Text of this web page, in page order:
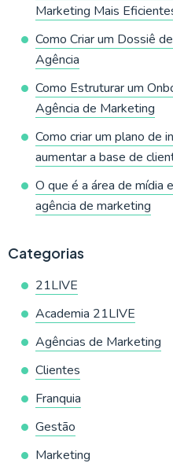
Marketing Mais
Como Criar um Dossiê
Agência
Como Estruturar um
Agência de Marketing
Como criar um plano de
aumentar a base de
O que é a área de mídia
agência de marketing
Categorias
21LIVE
Academia 21LIVE
Agências de Marketing
Clientes
Franquia
Gestão
Marketing